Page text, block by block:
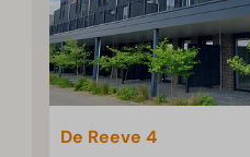
De Reeve 4